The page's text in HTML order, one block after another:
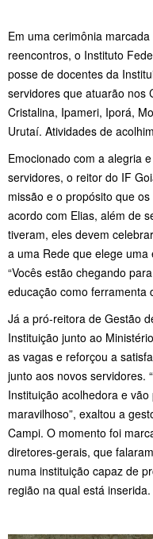
Em uma cerimônia
reencontros, o Instituto
posse de docentes da
servidores que atuarão nos
Cristalina, Ipameri, Iporá,
Urutaí. Atividades de
Emocionado com a alegria
servidores, o reitor do IF
missão e o propósito que
acordo com Elias, além de
tiveram, eles devem
a uma Rede que elege
“Vocês estão chegando
educação como ferramenta
Já a pró-reitora de Gestão
Instituição junto ao
as vagas e reforçou a
junto aos novos servidores.
Instituição acolhedora e
maravilhoso”, exaltou a
Campi. O momento foi
diretores-gerais, que
numa instituição capaz de
região na qual está inserida.